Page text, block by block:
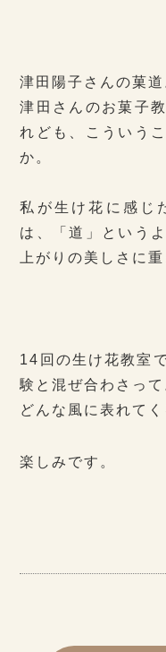
津田陽子さんの菓道
津田さんのお菓子
れども、こういう
か。
私が生け花に感じ
は、「道」という
上がりの美しさに
14回の生け花教室
験と混ぜ合わさって
どんな風に表れて
楽しみです。